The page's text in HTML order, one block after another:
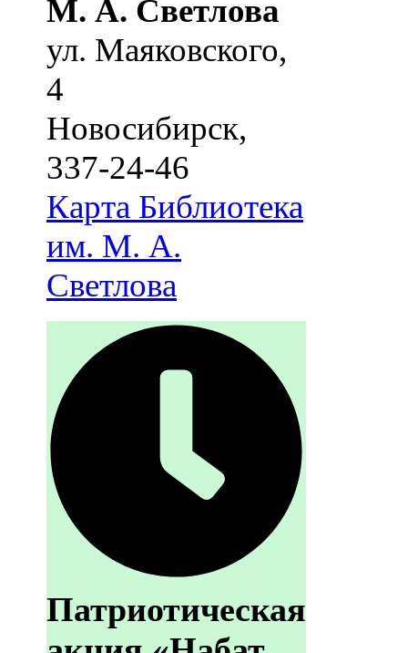
М. А. Светлова
ул. Маяковского,
4
Новосибирск,
337-24-46
Карта Библиотека
им. М. А.
Светлова
Патриотическая